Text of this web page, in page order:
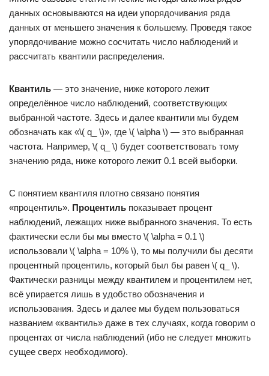
данных основываются на идеи упорядочивания ряда
данных от меньшего значения к большему. Проведя такое
упорядочивание можно сосчитать число наблюдений и
рассчитать квантили распределения.
Квантиль — это значение, ниже которого лежит
определённое число наблюдений, соответствующих
выбранной частоте. Здесь и далее квантили мы будем
обозначать как «\( q_ \)», где \( \alpha \) — это выбранная
частота. Например, \( q_ \) будет соответствовать тому
значению ряда, ниже которого лежит 0.1 всей выборки.
С понятием квантиля плотно связано понятия
«процентиль». Процентиль показывает процент
наблюдений, лежащих ниже выбранного значения. То есть
фактически если бы мы вместо \( \alpha = 0.1 \)
использовали \( \alpha = 10% \), то мы получили бы десяти
процентный процентиль, который был бы равен \( q_ \).
Фактически разницы между квантилем и процентилем нет,
всё упирается лишь в удобство обозначения и
использования. Здесь и далее мы будем пользоваться
названием «квантиль» даже в тех случаях, когда говорим о
процентах от числа наблюдений (ибо не следует множить
сущее сверх необходимого).